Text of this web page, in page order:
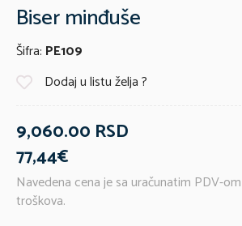
Biser minđuše
Šifra: PE109
Dodaj u listu želja ?
9,060.00 RSD
77,44€
Navedena cena je sa uračunatim PDV-
troškova.